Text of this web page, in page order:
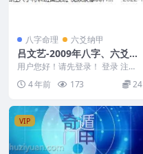
八字命理 六爻纳甲
吕文艺-2009年八字、六爻、
改命化灾视频课程合集
用户您好！请先登录！ 登录 注册
吕文艺-B09年八字、六爻、改命化
灾视频课程合...
4 年前 173 24
VIP